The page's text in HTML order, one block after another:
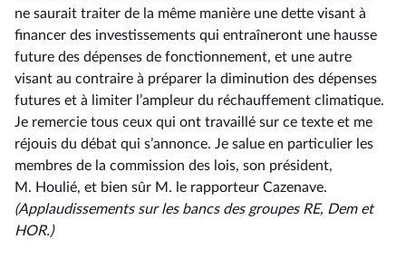
ne saurait traiter de la même manière une dette visant à
financer des investissements qui entraîneront une hausse
future des dépenses de fonctionnement, et une autre
visant au contraire à préparer la diminution des dépenses
futures et à limiter l’ampleur du réchauffement climatique.
Je remercie tous ceux qui ont travaillé sur ce texte et me
réjouis du débat qui s’annonce. Je salue en particulier les
membres de la commission des lois, son président,
M. Houlié, et bien sûr M. le rapporteur Cazenave.
(Applaudissements sur les bancs des groupes RE, Dem et
HOR.)